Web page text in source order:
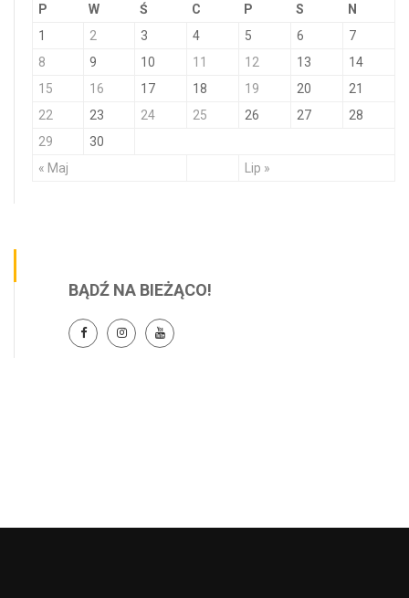
P W Ś C P S N
« Maj Lip »
1 2 3 4 5 6
7
8
9 10 11 12 13
14
15
16 17 18 19 20
21
22
23 24 25 26 27
28
29
30
BĄDŹ NA BIEŻĄCO!